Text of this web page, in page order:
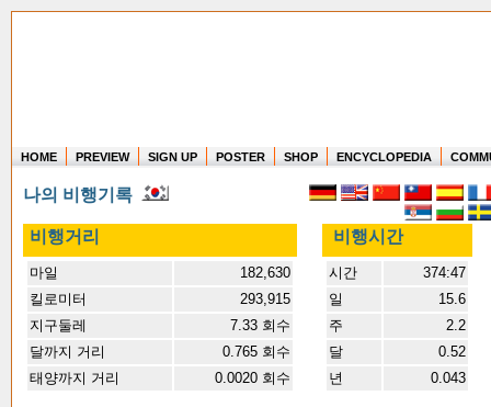
Where in the world have you flown?
How long have you been in the air?
Create your own FlightMemory and see!
HOME PREVIEW SIGN UP POSTER SHOP ENCYCLOPEDIA
나의 비행기록
비행거리 비행시간
마일
182,630
킬로미터
293,915
지구둘레
7.33 회수
달까지 거리
0.765 회수
태양까지 거리
0.0020 회수
시간
374:47
일
15.6
주
2.2
달
0.52
년
0.043